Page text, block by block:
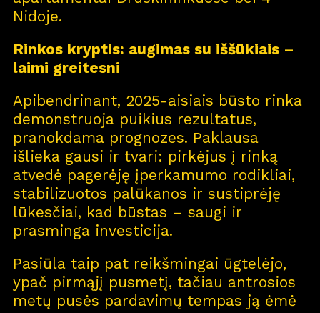
Nidoje.
Rinkos kryptis: augimas su iššūkiais –
laimi greitesni
Apibendrinant, 2025-aisiais būsto rinka
demonstruoja puikius rezultatus,
pranokdama prognozes. Paklausa
išlieka gausi ir tvari: pirkėjus į rinką
atvedė pagerėję įperkamumo rodikliai,
stabilizuotos palūkanos ir sustiprėję
lūkesčiai, kad būstas – saugi ir
prasminga investicija.
Pasiūla taip pat reikšmingai ūgtelėjo,
ypač pirmąjį pusmetį, tačiau antrosios
metų pusės pardavimų tempas ją ėmė